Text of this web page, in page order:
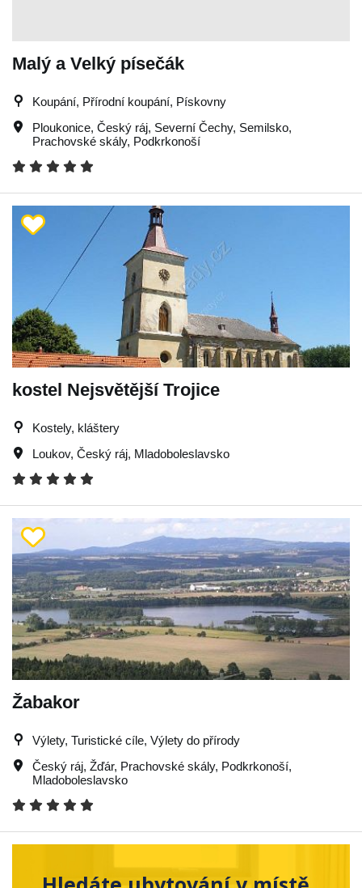
Malý a Velký písečák
Koupání, Přírodní koupání, Pískovny
Ploukonice, Český ráj, Severní Čechy, Semilsko,
Prachovské skály, Podkrkonoší
kostel Nejsvětější Trojice
Kostely, kláštery
Loukov, Český ráj, Mladoboleslavsko
Žabakor
Výlety, Turistické cíle, Výlety do přírody
Český ráj, Žďár, Prachovské skály, Podkrkonoší,
Mladoboleslavsko